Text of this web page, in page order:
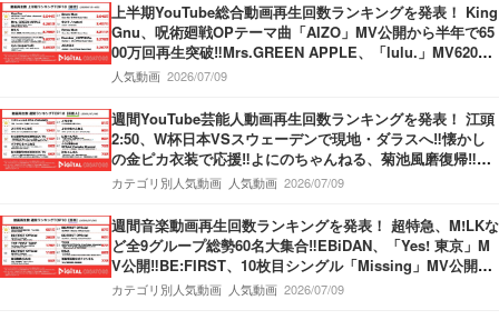
上半期YouTube総合動画再生回数ランキングを発表！ King
Gnu、呪術廻戦OPテーマ曲「AIZO」MV公開から半年で65
00万回再生突破‼Mrs.GREEN APPLE、「lulu.」MV6200
万回再生突破‼M!LK、「爆裂愛してる」第3位獲得‼
人気動画 2026/07/09
週間YouTube芸能人動画再生回数ランキングを発表！ 江頭
2:50、W杯日本VSスウェーデンで現地・ダラスへ‼懐かし
の金ピカ衣装で応援‼よにのちゃんねる、菊池風磨復帰‼神
楽坂のてんぷらの名店へ！捨て猫オーディション最終回公
カテゴリ別人気動画 人気動画 2026/07/09
週間音楽動画再生回数ランキングを発表！ 超特急、M!LKな
ど全9グループ総勢60名大集合‼EBiDAN、「Yes! 東京」M
V公開‼BE:FIRST、10枚目シングル「Missing」MV公開‼M
ove ver.＆Story ver.の2本立てMV‼THE FIRST TAKE、Kvi
カテゴリ別人気動画 人気動画 2026/07/09